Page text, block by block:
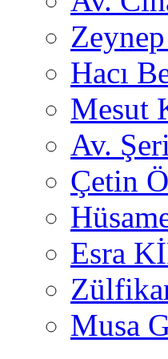
Hacı
Mesut
Av.
Çetin
Esra
Musa